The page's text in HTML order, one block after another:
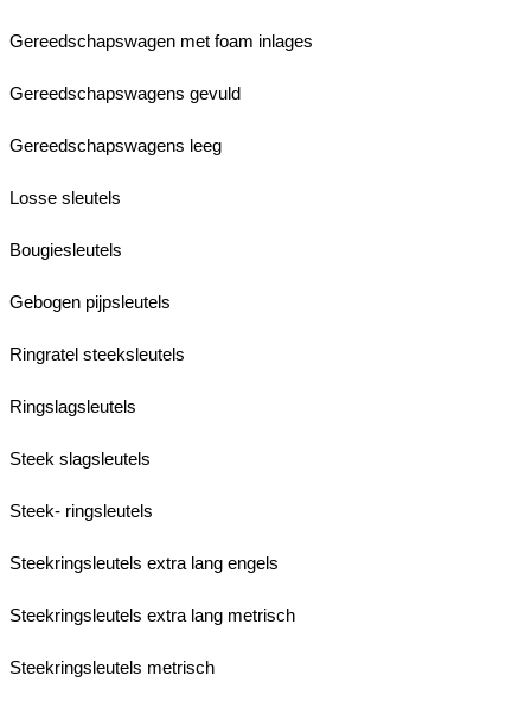
Gereedschapswagen met foam inlages
Gereedschapswagens gevuld
Gereedschapswagens leeg
Losse sleutels
Bougiesleutels
Gebogen pijpsleutels
Ringratel steeksleutels
Ringslagsleutels
Steek slagsleutels
Steek- ringsleutels
Steekringsleutels extra lang engels
Steekringsleutels extra lang metrisch
Steekringsleutels metrisch